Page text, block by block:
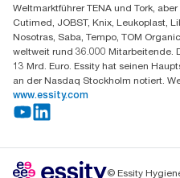
Weltmarktführer TENA und Tork,
Cutimed, JOBST, Knix, Leukoplast,
Nosotras, Saba, Tempo, TOM
weltweit rund 36.000 Mitarbeitende.
13 Mrd. Euro. Essity hat seinen
an der Nasdaq Stockholm notiert.
www.essity.com
© Essity